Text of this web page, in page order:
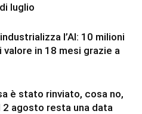
luglio
l’AI: 10 milioni
valore in 18 mesi grazie a
è stato rinviato, cosa no,
2 agosto resta una data